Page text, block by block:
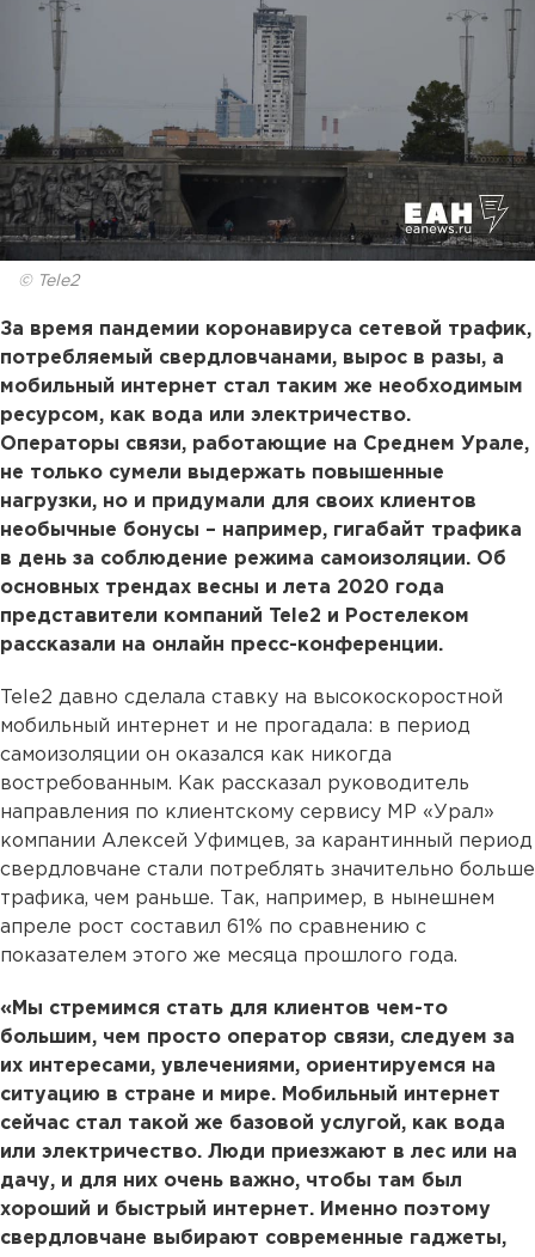
© Tele2
За время пандемии коронавируса сетевой трафик,
потребляемый свердловчанами, вырос в разы, а
мобильный интернет стал таким же необходимым
ресурсом, как вода или электричество.
Операторы связи, работающие на Среднем Урале,
не только сумели выдержать повышенные
нагрузки, но и придумали для своих клиентов
необычные бонусы – например, гигабайт трафика
в день за соблюдение режима самоизоляции. Об
основных трендах весны и лета 2020 года
представители компаний Tele2 и Ростелеком
рассказали на онлайн пресс-конференции.
Tele2 давно сделала ставку на высокоскоростной
мобильный интернет и не прогадала: в период
самоизоляции он оказался как никогда
востребованным. Как рассказал руководитель
направления по клиентскому сервису МР «Урал»
компании Алексей Уфимцев, за карантинный период
свердловчане стали потреблять значительно больше
трафика, чем раньше. Так, например, в нынешнем
апреле рост составил 61% по сравнению с
показателем этого же месяца прошлого года.
«Мы стремимся стать для клиентов чем-то
большим, чем просто оператор связи, следуем за
их интересами, увлечениями, ориентируемся на
ситуацию в стране и мире. Мобильный интернет
сейчас стал такой же базовой услугой, как вода
или электричество. Люди приезжают в лес или на
дачу, и для них очень важно, чтобы там был
хороший и быстрый интернет. Именно поэтому
свердловчане выбирают современные гаджеты,